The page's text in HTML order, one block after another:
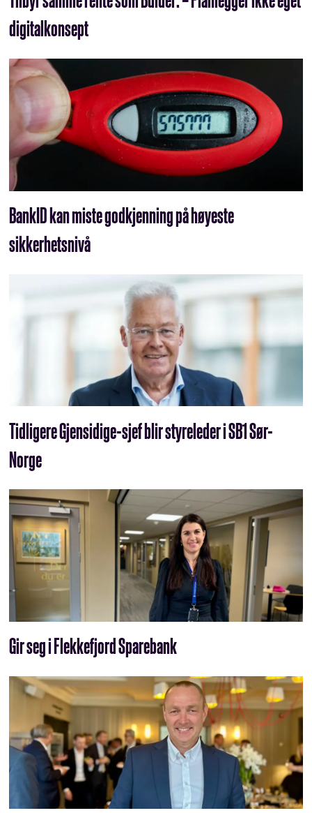
digitalkonsept
BankID kan miste godkjenning på høyeste
sikkerhetsnivå
Tidligere Gjensidige-sjef blir styreleder i SB1 Sør-
Norge
Gir seg i Flekkefjord Sparebank